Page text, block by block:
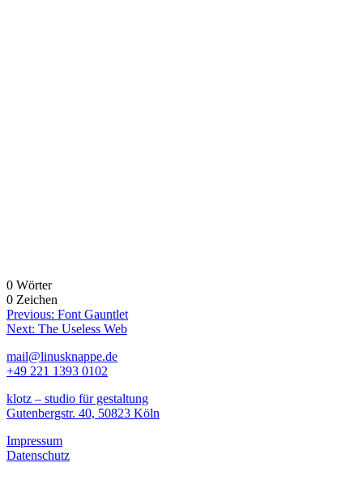
0 Wörter
0 Zeichen
Beitragsnavigation
Previous: Font Gauntlet
Next: The Useless Web
mail@linusknappe.de
+49 221 1393 0102
klotz – studio für gestaltung
Gutenbergstr. 40, 50823 Köln
Impressum
Datenschutz